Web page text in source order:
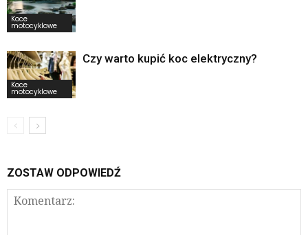
Koce
motocyklowe
Koce
motocyklowe
Czy warto kupić koc elektryczny?
ZOSTAW ODPOWIEDŹ